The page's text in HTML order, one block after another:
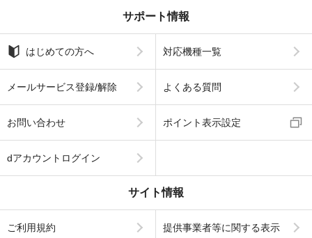
サポート情報
はじめての方へ 対応機種一覧
メールサービス登録/解除 よくある質問
お問い合わせ ポイント表示設定
dアカウントログイン
サイト情報
ご利用規約 提供事業者等に関する表示